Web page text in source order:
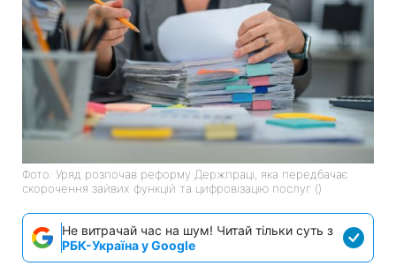
Фото: Уряд розпочав реформу Держпраці, яка передбачає
скорочення зайвих функцій та цифровізацію послуг ()
Не витрачай час на шум! Читай тільки суть з
РБК-Україна у Google